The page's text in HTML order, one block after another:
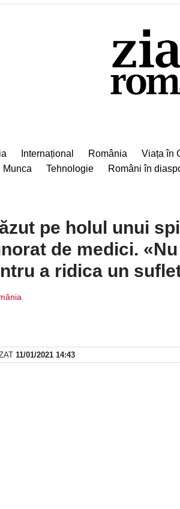
Internațional România Viața în
Munca Tehnologie Români în
pe holul unui
de medici.
a ridica un
11/01/2021 14:43